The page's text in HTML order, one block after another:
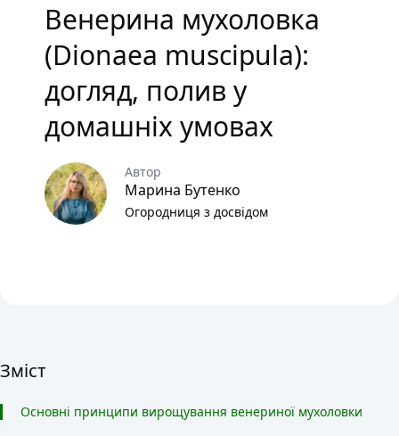
Венерина мухоловка
(Dionaea muscipula):
догляд, полив у
домашніх умовах
Автор
Марина Бутенко
Огородниця з досвідом
Зміст
Основні принципи вирощування венериної мухоловки